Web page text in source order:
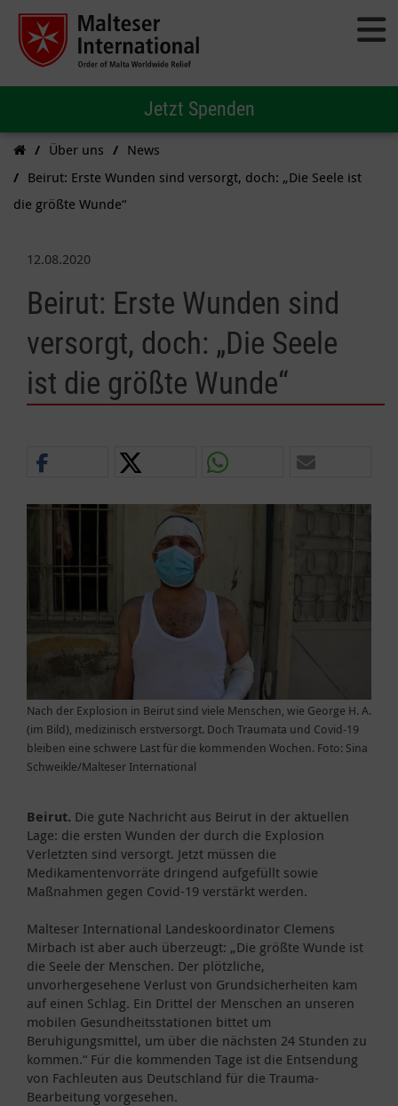
Jetzt Spenden
Über uns
News
Beirut: Erste Wunden sind versorgt, doch: „Die Seele ist
die größte Wunde“
12.08.2020
Beirut: Erste Wunden sind
versorgt, doch: „Die Seele
ist die größte Wunde“
Nach der Explosion in Beirut sind viele Menschen, wie George H. A.
(im Bild), medizinisch erstversorgt. Doch Traumata und Covid-19
bleiben eine schwere Last für die kommenden Wochen. Foto: Sina
Schweikle/Malteser International
Beirut. Die gute Nachricht aus Beirut in der aktuellen
Lage: die ersten Wunden der durch die Explosion
Verletzten sind versorgt. Jetzt müssen die
Medikamentenvorräte dringend aufgefüllt sowie
Maßnahmen gegen Covid-19 verstärkt werden.
Malteser International Landeskoordinator Clemens
Mirbach ist aber auch überzeugt: „Die größte Wunde ist
die Seele der Menschen. Der plötzliche,
unvorhergesehene Verlust von Grundsicherheiten kam
auf einen Schlag. Ein Drittel der Menschen an unseren
mobilen Gesundheitsstationen bittet um
Beruhigungsmittel, um über die nächsten 24 Stunden zu
kommen.“ Für die kommenden Tage ist die Entsendung
von Fachleuten aus Deutschland für die Trauma-
Bearbeitung vorgesehen.